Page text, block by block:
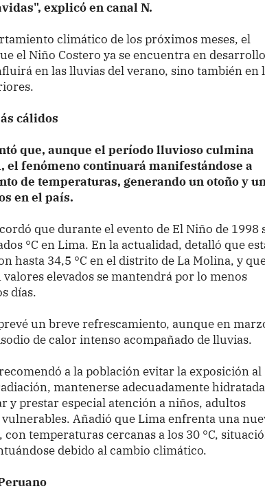
explicó en canal N.
climático de los próximos meses, el
el Niño Costero ya se encuentra en
en las lluvias del verano, sino también en
cálidos
que, aunque el período lluvioso culmina
el fenómeno continuará manifestándose a
de temperaturas, generando un otoño y
en el país.
que durante el evento de El Niño de 1998
°C en Lima. En la actualidad, detalló que
hasta 34,5 °C en el distrito de La Molina, y
valores elevados se mantendrá por lo menos
días.
un breve refrescamiento, aunque en
de calor intenso acompañado de lluvias.
a la población evitar la exposición al
mantenerse adecuadamente
y prestar especial atención a niños, adultos
Añadió que Lima enfrenta una
temperaturas cercanas a los 30 °C,
debido al cambio climático.